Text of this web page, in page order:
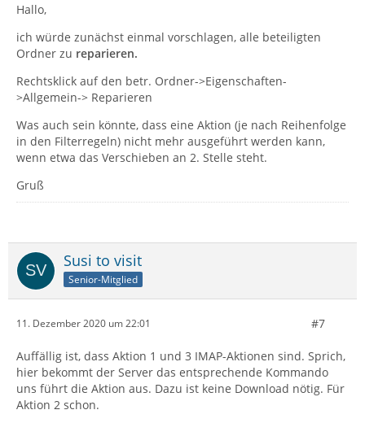
Hallo,
ich würde zunächst einmal vorschlagen, alle beteiligten
Ordner zu reparieren.
Rechtsklick auf den betr. Ordner->Eigenschaften-
>Allgemein-> Reparieren
Was auch sein könnte, dass eine Aktion (je nach Reihenfolge
in den Filterregeln) nicht mehr ausgeführt werden kann,
wenn etwa das Verschieben an 2. Stelle steht.
Gruß
Susi to visit
Senior-Mitglied
11. Dezember 2020 um 22:01 #7
Auffällig ist, dass Aktion 1 und 3 IMAP-Aktionen sind. Sprich,
hier bekommt der Server das entsprechende Kommando
uns führt die Aktion aus. Dazu ist keine Download nötig. Für
Aktion 2 schon.